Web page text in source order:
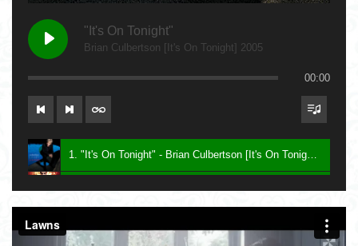
"It's On Tonight"
Brian Culbertson [It's On Tonight] 2005
00:00
1. "It's On Tonight" - Brian Culbertson [It's On Tonight] 2005